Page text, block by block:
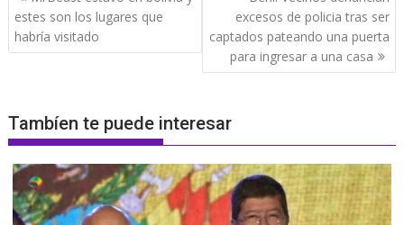
de
entradas
estes son los lugares que
habría visitado
excesos de policia tras ser
captados pateando una puerta
para ingresar a una casa
Tambíen te puede interesar